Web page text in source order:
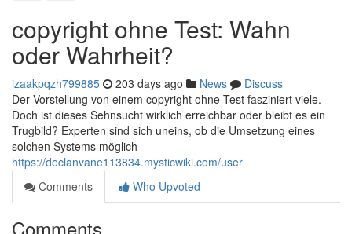
copyright ohne Test: Wahn
oder Wahrheit?
izaakpqzh799885 203 days ago News
Discuss
Der Vorstellung von einem copyright ohne Test fasziniert viele.
Doch ist dieses Sehnsucht wirklich erreichbar oder bleibt es ein
Trugbild? Experten sind sich uneins, ob die Umsetzung eines
solchen Systems möglich
https://declanvane113834.mysticwiki.com/user
Comments
Who Upvoted
Comments